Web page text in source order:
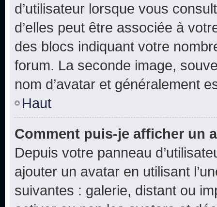
d’utilisateur lorsque vous
d’elles peut être associée à
des blocs indiquant votre
forum. La seconde image,
nom d’avatar et généralement
Haut
Comment puis-je afficher un
Depuis votre panneau
ajouter un avatar en utilisant
suivantes : galerie, distant ou